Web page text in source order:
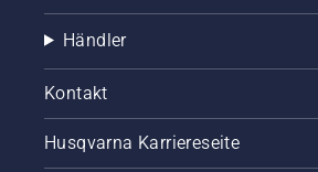
Händler
Kontakt
Husqvarna Karriereseite